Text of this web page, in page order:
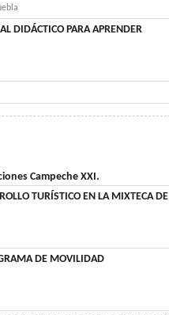
DIDÁCTICO PARA APRENDER
Campeche XXI.
TURÍSTICO EN LA MIXTECA DE
DE MOVILIDAD